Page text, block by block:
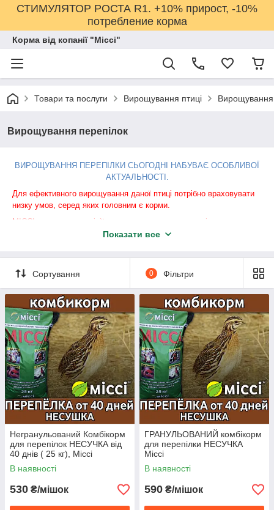
СТИМУЛЯТОР РОСТА R1. +10% прирост, -10%
потребление корма
Корма від копанії "Міссі"
Товари та послуги Вирощування птиці Вирощування
Вирощування перепілок
ВИРОЩУВАННЯ ПЕРЕПІЛКИ СЬОГОДНІ НАБУВАЄ ОСОБЛИВОЇ
АКТУАЛЬНОСТІ.
Для ефективного вирощування даної птиці потрібно враховувати
низку умов, серед яких головним є корми.
МІССІ пропонує три лінії для вирощування перепелів:
2.
ПРЕМІКСИ
3.
БМВД (білково-вітамінно-мінеральні добавки).
Показати все
Сортування 0 Фільтри
Негранульований Комбікорм
для перепілок НЕСУЧКА від
40 днів ( 25 кг), Міссі
В наявності
530 ₴/мішок
ГРАНУЛЬОВАНИЙ комбікорм
для перепілки НЕСУЧКА
Міссі
В наявності
590 ₴/мішок